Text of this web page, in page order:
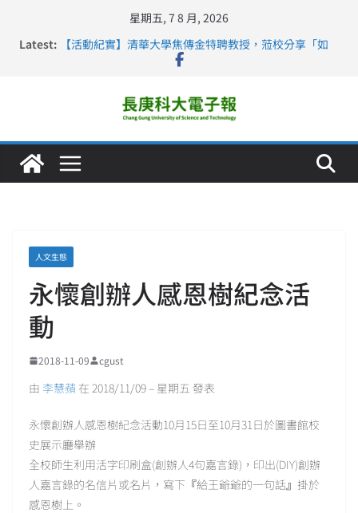
星期五, 7 8 月, 2026
Latest:
【活動紀實】清華大學焦傳金特聘教授，蒞校分享「如
長庚科大連四年穩居《遠見》醫學大學第5名 辦學實力再
深化永續醫療 長庚科大攜菲、印頂尖大學跨國合作
長庚科大護理系勇奪2026羅馬尼亞歐洲盃國際發明展雙
金牌暨雙特別獎 AI智慧照護與護理教育創新獲國際肯定
人文生態
永懷創辦人感恩樹紀念活
動
2018-11-09 cgust
由 李慧蘋 在 2018/11/09 – 星期五 發表
永懷創辦人感恩樹紀念活動10月15日至10月31日於圖書館校
史展示廳舉辦
全校師生利用活字印刷盒(創辦人4句嘉言錄)，印出(DIY)創辦
人嘉言錄的名信片或名片，寫下 『給王爺爺的一句話』 掛於
感恩樹上。